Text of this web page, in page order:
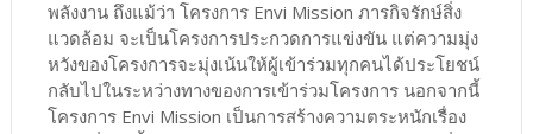
พลังงาน ถึงแม้ว่า โครงการ Envi Mission ภารกิจรักษ์สิ่ง
แวดล้อม จะเป็นโครงการประกวดการแข่งขัน แต่ความมุ่ง
หวังของโครงการจะมุ่งเน้นให้ผู้เข้าร่วมทุกคนได้ประโยชน์
กลับไปในระหว่างทางของการเข้าร่วมโครงการ นอกจากนี้
โครงการ Envi Mission เป็นการสร้างความตระหนักเรื่อง